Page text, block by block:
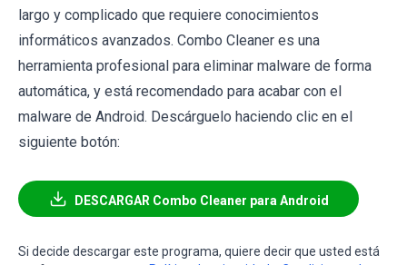
largo y complicado que requiere conocimientos
informáticos avanzados. Combo Cleaner es una
herramienta profesional para eliminar malware de forma
automática, y está recomendado para acabar con el
malware de Android. Descárguelo haciendo clic en el
siguiente botón:
DESCARGAR Combo Cleaner para Android
Si decide descargar este programa, quiere decir que usted está